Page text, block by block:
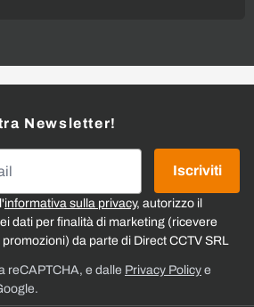
Newsletter!
informativa sulla privacy, autorizzo il
dati per finalità di marketing (ricevere
da parte di Direct CCTV SRL
Iscriviti
reCAPTCHA, e dalle Privacy Policy e